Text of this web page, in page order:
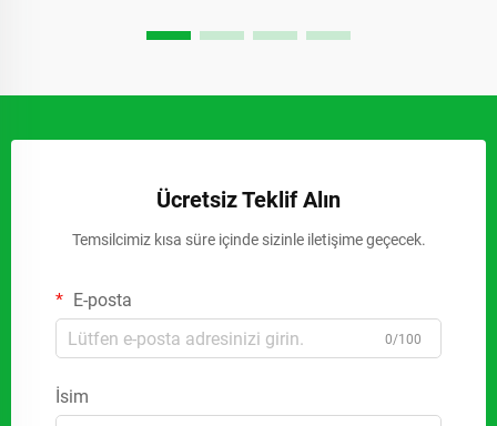
Ücretsiz Teklif Alın
Temsilcimiz kısa süre içinde sizinle iletişime geçecek.
E-posta
0/100
İsim